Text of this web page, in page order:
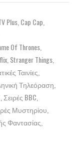
Plus Cap Cap
Of Thrones
Stranger Things
Ταινίες
Τηλεόραση
Σειρές BBC
Μυστηρίου
Φαντασίας